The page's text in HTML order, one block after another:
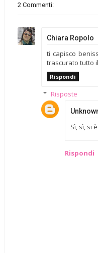
2 Commenti:
Chiara Ropolo
ti capisco
trascurato tutto
Rispondi
Risposte
Sì, sì, si
Rispondi